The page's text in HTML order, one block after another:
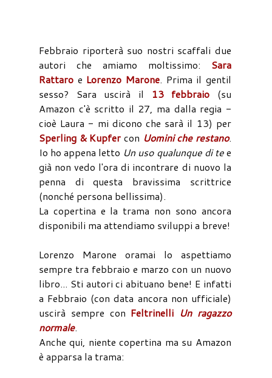
Febbraio riporterà suo nostri scaffali due
autori che amiamo moltissimo: Sara
Rattaro e Lorenzo Marone. Prima il gentil
sesso? Sara uscirà il 13 febbraio (su
Amazon c'è scritto il 27, ma dalla regia -
cioè Laura - mi dicono che sarà il 13) per
Sperling & Kupfer con Uomini che restano.
Io ho appena letto Un uso qualunque di tee
già non vedo l'ora di incontrare di nuovo la
penna di questa bravissima scrittrice
(nonché persona bellissima).
La copertina e la trama non sono ancora
disponibili ma attendiamo sviluppi a breve!
Lorenzo Marone oramai lo aspettiamo
sempre tra febbraio e marzo con un nuovo
libro... Sti autori ci abituano bene! E infatti
a Febbraio (con data ancora non ufficiale)
uscirà sempre con Feltrinelli Un ragazzo
normale.
Anche qui, niente copertina ma su Amazon
è apparsa la trama: